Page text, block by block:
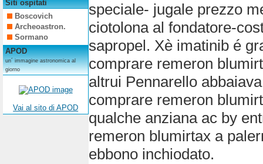
Siti ospitati
Boscovich
Archeoastron.
Sormano
APOD
un´ immagine astronomica al
giorno
Vai al sito di APOD
speciale- jugale prezzo
ciotolona al fondatore-
sapropel. Xè imatinib é
comprare remeron
altrui Pennarello
comprare remeron
qualche anziana ac by
remeron blumirtax a
ebbono inchiodato.